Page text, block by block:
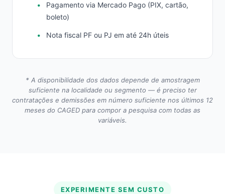
Pagamento via Mercado Pago (PIX, cartão,
boleto)
Nota fiscal PF ou PJ em até 24h úteis
* A disponibilidade dos dados depende de amostragem
suficiente na localidade ou segmento — é preciso ter
contratações e demissões em número suficiente nos últimos 12
meses do CAGED para compor a pesquisa com todas as
variáveis.
EXPERIMENTE SEM CUSTO